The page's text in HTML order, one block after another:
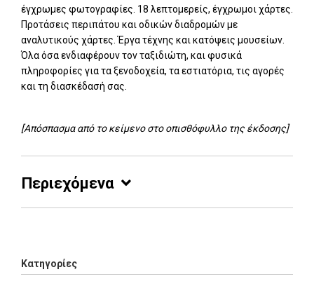
έγχρωμες φωτογραφίες. 18 λεπτομερείς, έγχρωμοι χάρτες.
Προτάσεις περιπάτου και οδικών διαδρομών με
αναλυτικούς χάρτες. Έργα τέχνης και κατόψεις μουσείων.
Όλα όσα ενδιαφέρουν τον ταξιδιώτη, και φυσικά
πληροφορίες για τα ξενοδοχεία, τα εστιατόρια, τις αγορές
και τη διασκέδασή σας.
[Απόσπασμα από το κείμενο στο οπισθόφυλλο της έκδοσης]
Περιεχόμενα
Κατηγορίες